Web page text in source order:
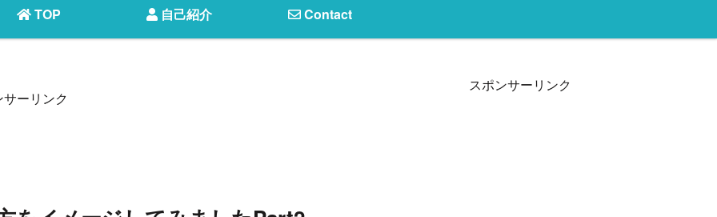
TOP 自己紹介 Contact
ーリンク
スポンサーリンク